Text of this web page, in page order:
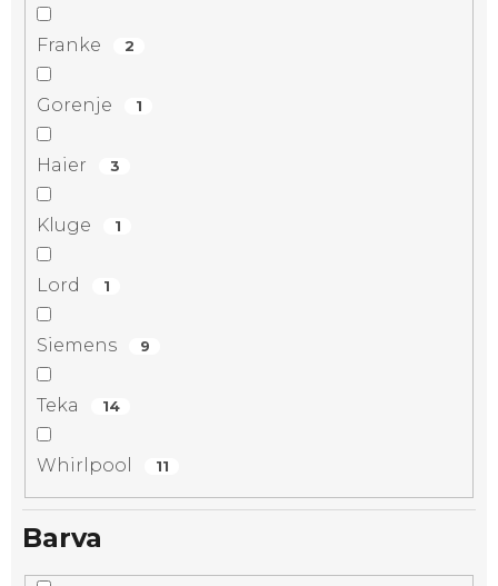
Franke 2
Gorenje 1
Haier 3
Kluge 1
Lord 1
Siemens 9
Teka 14
Whirlpool 11
Barva